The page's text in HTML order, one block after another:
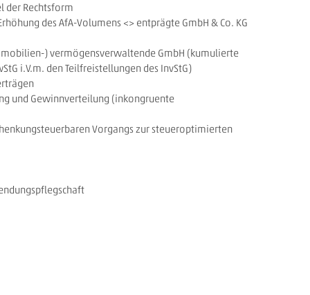
der Rechtsform
des AfA-Volumens <> entprägte GmbH & Co. KG
) vermögensverwaltende GmbH (kumulierte
i.V.m. den Teilfreistellungen des InvStG)
und Gewinnverteilung (inkongruente
Vorgangs zur steueroptimierten